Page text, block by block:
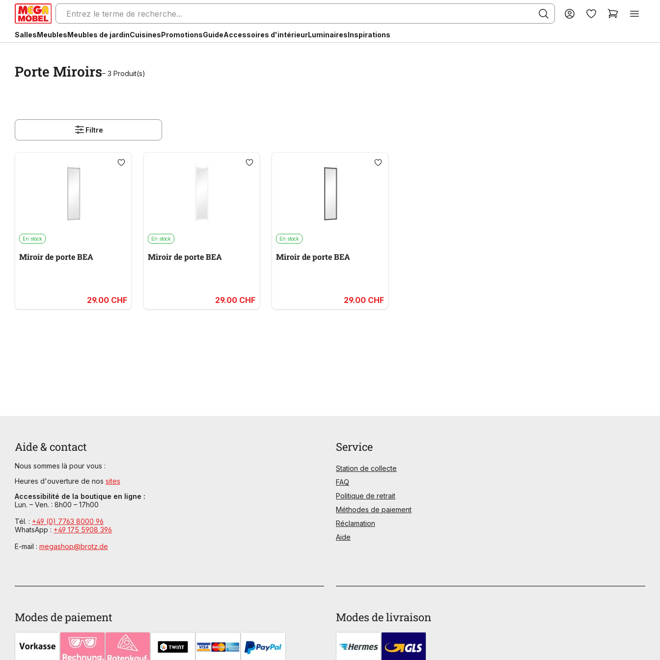
SallesMeublesMeubles de jardinCuisinesPromotionsGuideAccessoires d'intérieurLuminairesInspirations
Porte Miroirs– 3 Produit(s)
Filtre
En stock
Miroir de porte BEA
29.00 CHF
En stock
Miroir de porte BEA
29.00 CHF
En stock
Miroir de porte BEA
29.00 CHF
Aide & contact
Nous sommes là pour vous :
Heures d'ouverture de nos sites
Accessibilité de la boutique en ligne :
Lun. – Ven. : 8h00 – 17h00
Tél. : +49 (0) 7763 8000 96
WhatsApp : +49 175 5908 396
E-mail : megashop@brotz.de
Modes de paiement Modes de livraison
Service
Station de collecte
FAQ
Politique de retrait
Méthodes de paiement
Réclamation
Aide